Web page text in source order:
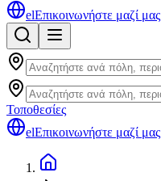
elΕπικοινωνήστε μαζί μας
Τοποθεσίες
elΕπικοινωνήστε μαζί μας